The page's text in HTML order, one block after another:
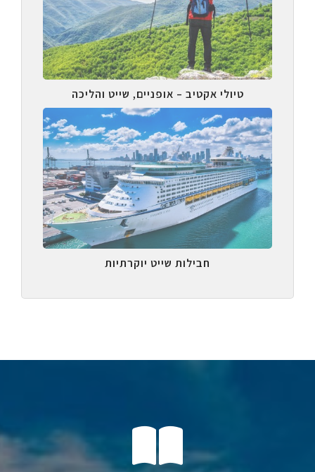
טיולי אקטיב – אופניים, שייט והליכה
חבילות שייט יוקרתיות